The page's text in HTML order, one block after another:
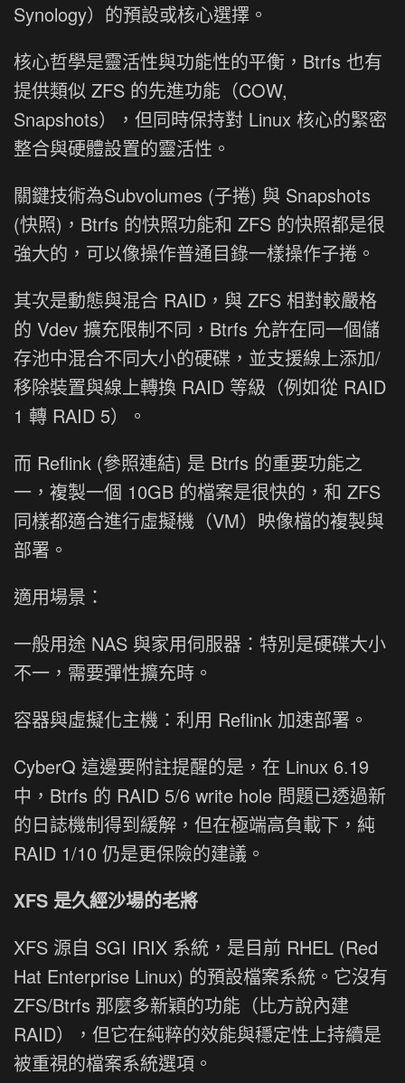
Synology）的預設或核心選擇。
核心哲學是靈活性與功能性的平衡，Btrfs 也有
提供類似 ZFS 的先進功能（COW,
Snapshots），但同時保持對 Linux 核心的緊密
整合與硬體設置的靈活性。
關鍵技術為Subvolumes (子捲) 與 Snapshots
(快照)，Btrfs 的快照功能和 ZFS 的快照都是很
強大的，可以像操作普通目錄一樣操作子捲。
其次是動態與混合 RAID，與 ZFS 相對較嚴格
的 Vdev 擴充限制不同，Btrfs 允許在同一個儲
存池中混合不同大小的硬碟，並支援線上添加/
移除裝置與線上轉換 RAID 等級（例如從 RAID
1 轉 RAID 5）。
而 Reflink (參照連結) 是 Btrfs 的重要功能之
一，複製一個 10GB 的檔案是很快的，和 ZFS
同樣都適合進行虛擬機（VM）映像檔的複製與
部署。
適用場景：
一般用途 NAS 與家用伺服器：特別是硬碟大小
不一，需要彈性擴充時。
容器與虛擬化主機：利用 Reflink 加速部署。
CyberQ 這邊要附註提醒的是，在 Linux 6.19
中，Btrfs 的 RAID 5/6 write hole 問題已透過新
的日誌機制得到緩解，但在極端高負載下，純
RAID 1/10 仍是更保險的建議。
XFS 是久經沙場的老將
XFS 源自 SGI IRIX 系統，是目前 RHEL (Red
Hat Enterprise Linux) 的預設檔案系統。它沒有
ZFS/Btrfs 那麼多新穎的功能（比方說內建
RAID），但它在純粹的效能與穩定性上持續是
被重視的檔案系統選項。